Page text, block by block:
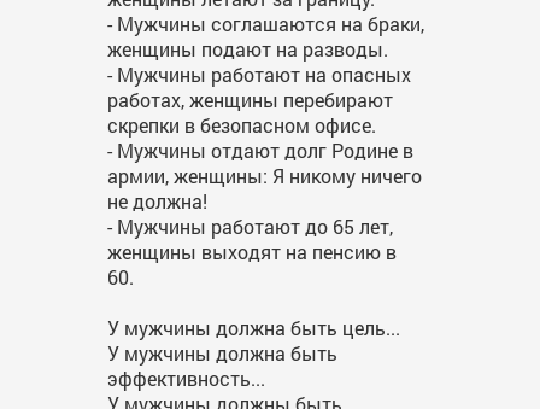
- Мужчины соглашаются на браки,
женщины подают на разводы.
- Мужчины работают на опасных
работах, женщины перебирают
скрепки в безопасном офисе.
- Мужчины отдают долг Родине в
армии, женщины: Я никому ничего
не должна!
- Мужчины работают до 65 лет,
женщины выходят на пенсию в
60.
У мужчины должна быть цель...
У мужчины должна быть
эффективность...
У мужчины должны быть